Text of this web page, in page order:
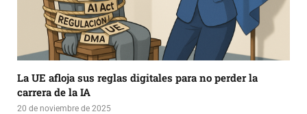
La UE afloja sus reglas digitales para no perder la
carrera de la IA
20 de noviembre de 2025